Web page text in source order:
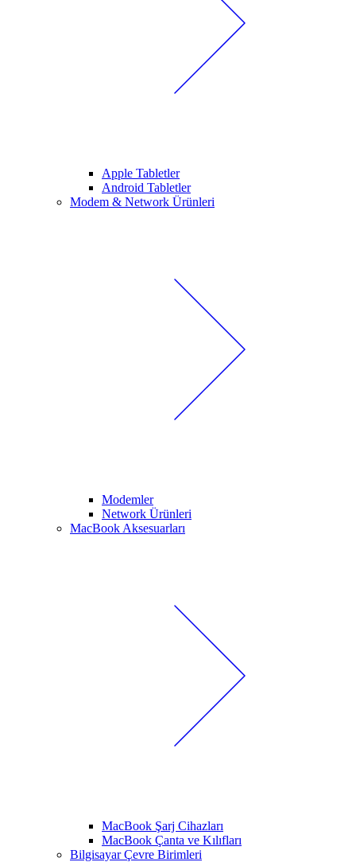
Apple Tabletler
Android Tabletler
Modem & Network Ürünleri
Modemler
Network Ürünleri
MacBook Aksesuarları
MacBook Şarj Cihazları
MacBook Çanta ve Kılıfları
Bilgisayar Çevre Birimleri